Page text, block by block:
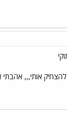
אותי,,, אהבתי